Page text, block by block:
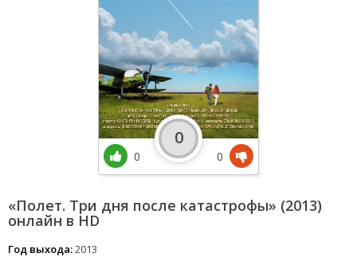
«Полет. Три дня после катастрофы» (2013)
онлайн в HD
Год выхода:2013
0
0
0